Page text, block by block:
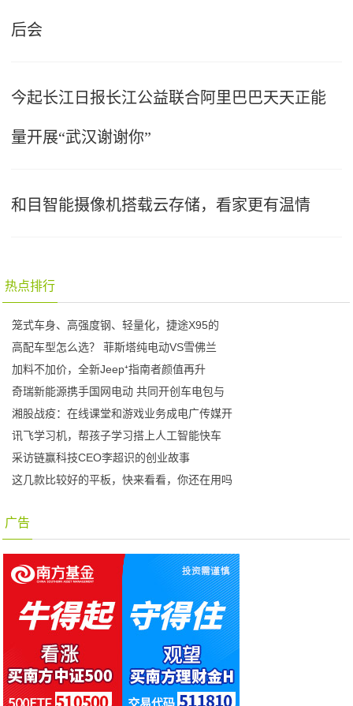
后会
今起长江日报长江公益联合阿里巴巴天天正能
量开展“武汉谢谢你”
和目智能摄像机搭载云存储，看家更有温情
热点排行
笼式车身、高强度钢、轻量化，捷途X95的
高配车型怎么选？ 菲斯塔纯电动VS雪佛兰
加料不加价，全新Jeep⁺指南者颜值再升
奇瑞新能源携手国网电动 共同开创车电包与
湘股战疫：在线课堂和游戏业务成电广传媒开
讯飞学习机，帮孩子学习搭上人工智能快车
采访链赢科技CEO李超识的创业故事
这几款比较好的平板，快来看看，你还在用吗
广告